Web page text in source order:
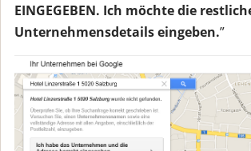
EINGEGEBEN. Ich möchte die
Unternehmensdetails eingeben.”